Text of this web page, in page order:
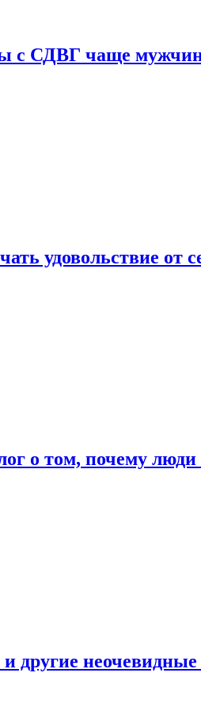
СДВГ чаще мужчин
удовольствие от
о том, почему
другие